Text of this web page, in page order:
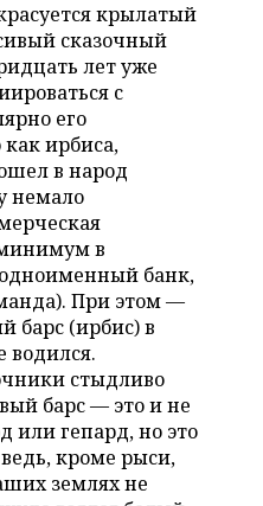
крылатый
сказочный
лет уже
с
его
ирбиса,
в народ
немало
в
одноименный банк,
При этом —
барс (ирбис) в
водился.
стыдливо
барс — это и не
или гепард, но это
кроме рыси,
землях не